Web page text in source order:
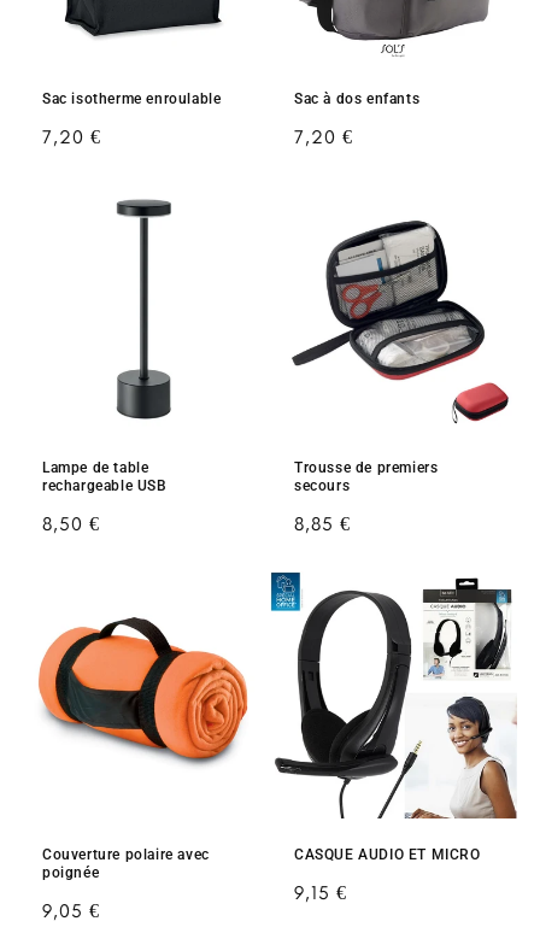
Sac isotherme enroulable
Prix
7,20 €
Sac à dos enfants
Prix
7,20 €
Lampe de table
rechargeable USB
Prix
8,50 €
Trousse de premiers
secours
Prix
8,85 €
Couverture polaire avec
poignée
Prix
9,05 €
CASQUE AUDIO ET MICRO
Prix
9,15 €